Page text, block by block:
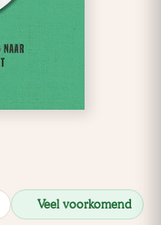
Veel voorkomend